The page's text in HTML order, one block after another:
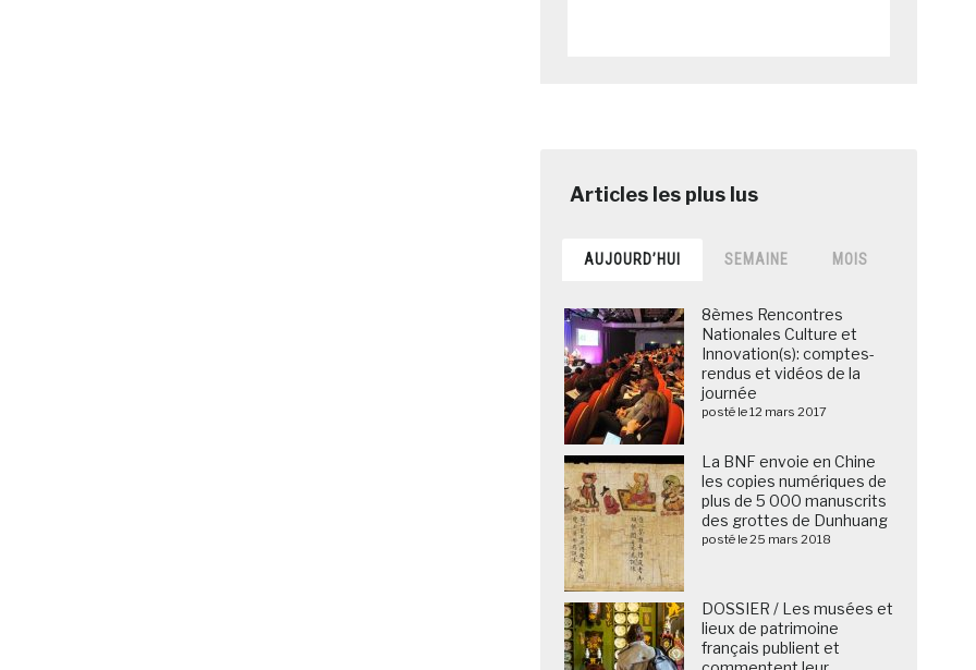
AUJOURD’HUI SEMAINE MOIS
8èmes Rencontres
Nationales Culture et
Innovation(s): comptes-
rendus et vidéos de la
journée
posté le 12 mars 2017
La BNF envoie en Chine
les copies numériques de
plus de 5 000 manuscrits
des grottes de Dunhuang
posté le 25 mars 2018
DOSSIER / Les musées et
lieux de patrimoine
français publient et